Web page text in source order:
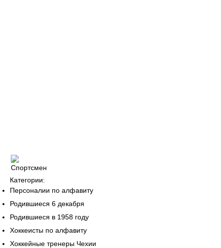
Категории:
Персоналии по алфавиту
Родившиеся 6 декабря
Родившиеся в 1958 году
Хоккеисты по алфавиту
Хоккейные тренеры Чехии